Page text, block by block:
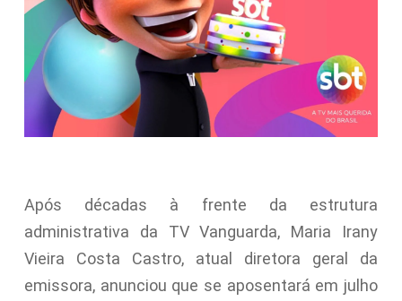
Após décadas à frente da estrutura
administrativa da TV Vanguarda, Maria Irany
Vieira Costa Castro, atual diretora geral da
emissora, anunciou que se aposentará em julho